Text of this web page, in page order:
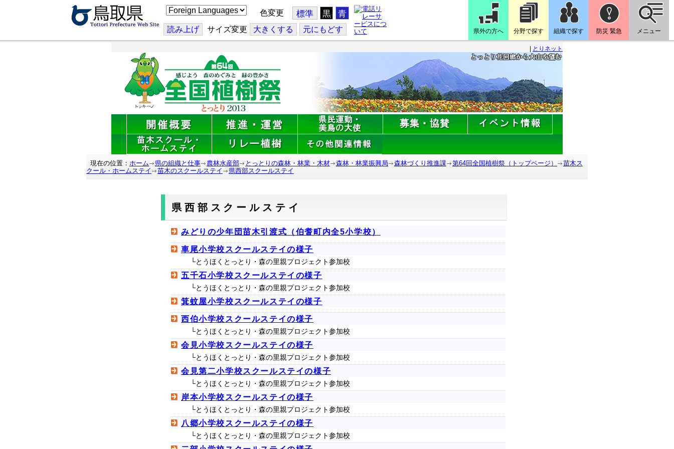
こ
の
ジ
を
色変更 標準 黒 青
読み上げ サイズ変更 大きくする 元にもどす 県外の方へ 分野で探す 組織で探す 防災 緊急 メニュー
とりネット
現在の位置： ホーム 県の組織と仕事 農林水産部 とっとりの森林・林業・木材 森林・林業振興局 森林づくり推進課 第64回全国植樹祭（トップページ）
苗木ス
クール・ホームステイ
苗木のスクールステイ 県西部スクールステイ
県西部スクールステイ
みどりの少年団苗木引渡式（伯耆町内全5小学校）
車尾小学校スクールステイの様子
└とうほくとっとり・森の里親プロジェクト参加校
五千石小学校スクールステイの様子
└とうほくとっとり・森の里親プロジェクト参加校
箕蚊屋小学校スクールステイの様子
西伯小学校スクールステイの様子
└とうほくとっとり・森の里親プロジェクト参加校
会見小学校スクールステイの様子
└とうほくとっとり・森の里親プロジェクト参加校
会見第二小学校スクールステイの様子
└とうほくとっとり・森の里親プロジェクト参加校
岸本小学校スクールステイの様子
└とうほくとっとり・森の里親プロジェクト参加校
八郷小学校スクールステイの様子
└とうほくとっとり・森の里親プロジェクト参加校